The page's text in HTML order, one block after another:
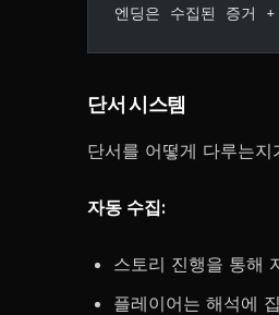
엔딩은 수집된 증거
단서 시스템
단서를 어떻게 다루는
자동 수집:
스토리 진행을 통해
플레이어는 해석에